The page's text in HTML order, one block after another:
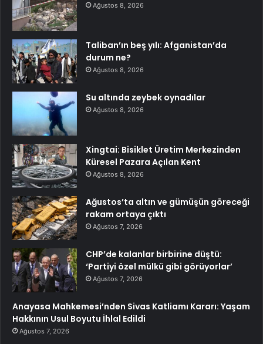
Ağustos 8, 2026
Taliban’ın beş yılı: Afganistan’da
durum ne?
Ağustos 8, 2026
Su altında zeybek oynadılar
Ağustos 8, 2026
Xingtai: Bisiklet Üretim Merkezinden
Küresel Pazara Açılan Kent
Ağustos 8, 2026
Ağustos’ta altın ve gümüşün göreceği
rakam ortaya çıktı
Ağustos 7, 2026
CHP’de kalanlar birbirine düştü:
‘Partiyi özel mülkü gibi görüyorlar’
Ağustos 7, 2026
Anayasa Mahkemesi’nden Sivas Katliamı Kararı: Yaşam
Hakkının Usul Boyutu İhlal Edildi
Ağustos 7, 2026